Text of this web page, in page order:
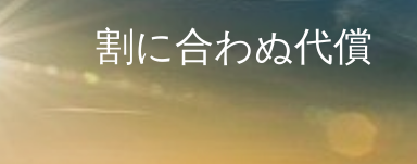
割に合わぬ代償